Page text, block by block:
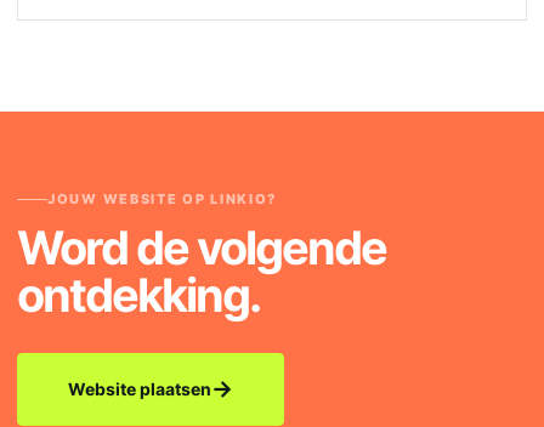
JOUW WEBSITE OP LINKIO?
Word de volgende
ontdekking.
Website plaatsen→